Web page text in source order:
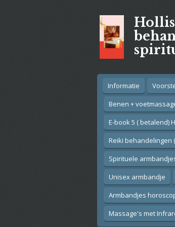
Informatie
Benen +
E-book 5 ( betalend)
Reiki behandelingen
Spirituele
Unisex armbandje
Armbandjes
Massage's met